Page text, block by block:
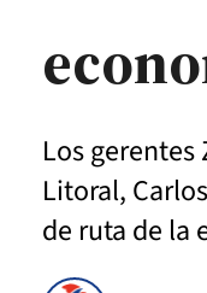
Los
Litoral,
de ruta de la